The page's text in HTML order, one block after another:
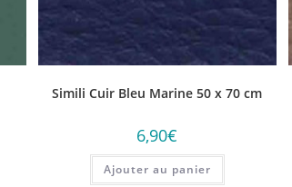
Simili Cuir Bleu Marine 50 x 70 cm
6,90€
Ajouter au panier